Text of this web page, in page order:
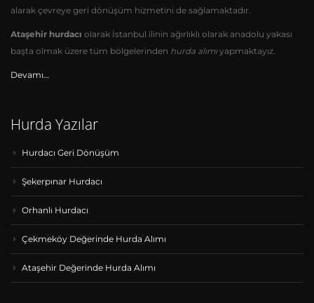
alarak çevreye geri dönüşüm hizmetini de sağlamaktadır.
Ataşehir hurdacı olarak İstanbul ilinin ağırlıklı olarak anadolu yakası
başta olmak üzere tüm bölgelerinden hurda alımıyapmaktayız.
Devamı…
Hurda Yazılar
Hurdacı Geri Dönüşüm
Şekerpınar Hurdacı
Orhanlı Hurdacı
Çekmeköy Değerinde Hurda Alımı
Ataşehir Değerinde Hurda Alımı